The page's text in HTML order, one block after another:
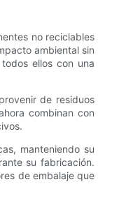
no reciclables
ambiental sin
ellos con una
de residuos
combinan con
manteniendo su
su fabricación.
de embalaje que